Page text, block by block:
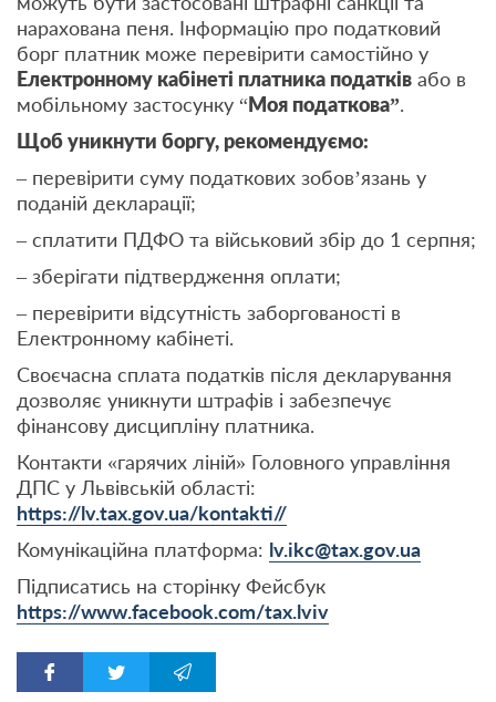
нарахована пеня. Інформацію про податковий
борг платник може перевірити самостійно у
Електронному кабінеті платника податків або в
мобільному застосунку “Моя податкова”.
Щоб уникнути боргу, рекомендуємо:
– перевірити суму податкових зобов’язань у
поданій декларації;
– сплатити ПДФО та військовий збір до 1 серпня;
– зберігати підтвердження оплати;
– перевірити відсутність заборгованості в
Електронному кабінеті.
Своєчасна сплата податків після декларування
дозволяє уникнути штрафів і забезпечує
фінансову дисципліну платника.
Контакти «гарячих ліній» Головного управління
ДПС у Львівській області:
https://lv.tax.gov.ua/kontakti//
Комунікаційна платформа: lv.ikc@tax.gov.ua
Підписатись на сторінку Фейсбук
https://www.facebook.com/tax.lviv